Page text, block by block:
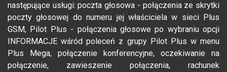
następujące usługi: poczta głosowa - połączenia ze skrytki
poczty głosowej do numeru jej właściciela w sieci Plus
GSM, Pilot Plus - połączenia głosowe po wybraniu opcji
INFORMACJE wśród poleceń z grupy Pilot Plus w menu
Plus Mega, połączenie konferencyjne, oczekiwanie na
połączenie, zawieszenie połączenia, rachunek